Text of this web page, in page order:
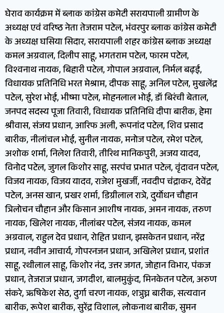
घेराव कार्यक्रम में ब्लाक कांग्रेस कमेटी सरायपाली ग्रामीण के
अध्यक्ष एवं वरिष्ठ नेता तेजराम पटेल, भंवरपुर ब्लाक कांग्रेस कमेटी
के अध्यक्ष घसिया सिदार, सरायपाली शहर कांग्रेस ब्लाक अध्यक्ष
कमल अग्रवाल, दिलीप साहू, भगतराम पटेल, फारम पटेल,
विश्वनाथ नायक, बिहारी पटेल, गोपाल अग्रवाल, निर्मल बढ़ई,
विधायक प्रतिनिधि भरत मेश्राम, दीपक साहू, अनिल पटेल, मुखलेंद्र
पटेल, सुरेश भोई, भीष्मा पटेल, मोहनलाल भोई, डॉ बिरंची बेताल,
जनपद सदस्य पूजा तिवारी, विधायक प्रतिनिधि दीपा बारीक, हेमा
श्रीवास, संजय प्रधान, आरिफ अली, रूपनांद पटेल, शिव प्रसाद
बारीक, नीलांचल भोई, सुनील नायक, मनोज पटेल, रमेश पटेल,
अशोक शर्मा, निलेश तिवारी, तीरिथ मानिकपुरी, अजय यादव,
विनोद पटेल, जुगल किशोर साहू, सरपंच प्रभात पटेल, वृंदावन पटेल,
विजय नायक, विजय यादव, राजेश मुखर्जी, नवदीप चंद्राकर, देवेंद्र
पटेल, अनस खान, प्रखर शर्मा, डिग्रीलाल रात्रे, दुर्योधन चौहान
त्रिलोचन चौहान और किसान आशीष नायक, अमन नायक, तरुण
नायक, खिलेश नायक, नीलांबर पटेल, संजय नायक, कमल
अग्रवाल, राहुल देव प्रधान, रोहित प्रधान, झसकेतन प्रधान, नरेंद्र
प्रधान, नवीन आचार्य, गोपरनजन प्रधान, अखिलेश प्रधान, प्रशांत
साहू, रथीलाल साहू, किशोर नंद, उत्तर जगत, जोहान विभार, पंकज
प्रधान, तेजराज प्रधान, जगदीश, बालमुकुंद, मिनकेतन पटेल, अरुण
संकरे, ऋषिकेश सेठ, दुर्गा चरण नायक, शत्रुघ्न बारीक, सत्यवान
बारीक, रूपेश बारीक, सुरेंद्र विशाल, लोकनाथ बारीक, सुमन